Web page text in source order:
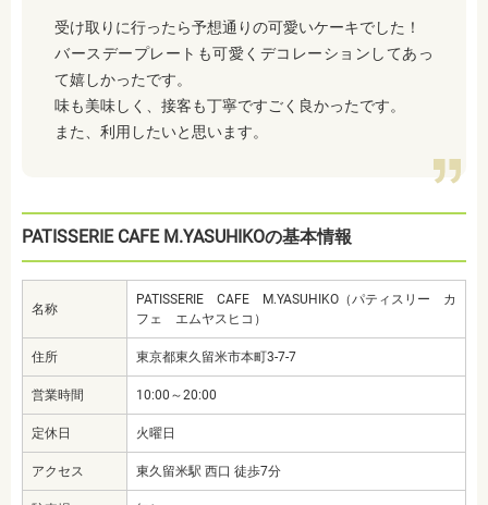
受け取りに行ったら予想通りの可愛いケーキでした！
バースデープレートも可愛くデコレーションしてあっ
て嬉しかったです。
味も美味しく、接客も丁寧ですごく良かったです。
また、利用したいと思います。
PATISSERIE CAFE M.YASUHIKOの基本情報
名称
PATISSERIE CAFE M.YASUHIKO（パティスリー カ
フェ エムヤスヒコ）
住所 東京都東久留米市本町3-7-7
営業時間 10:00～20:00
定休日 火曜日
アクセス 東久留米駅 西口 徒歩7分